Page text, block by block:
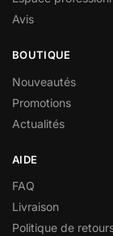
Avis
BOUTIQUE
Nouveautés
Promotions
Actualités
AIDE
FAQ
Livraison
Politique de